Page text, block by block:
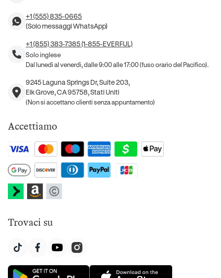
+1 (555) 835-0665
(Solo messaggi WhatsApp)
+1 (855) 383-7385 (1-855-EVERFUL)
Solo inglese
Dal lunedì al venerdì, dalle 9:00 alle 17:00 (fuso orario del Pacifico).
9245 Laguna Springs Dr, Suite 203,
Elk Grove, CA 95758, Stati Uniti
(Non si accettano clienti senza appuntamento)
Accettiamo
Trovaci su